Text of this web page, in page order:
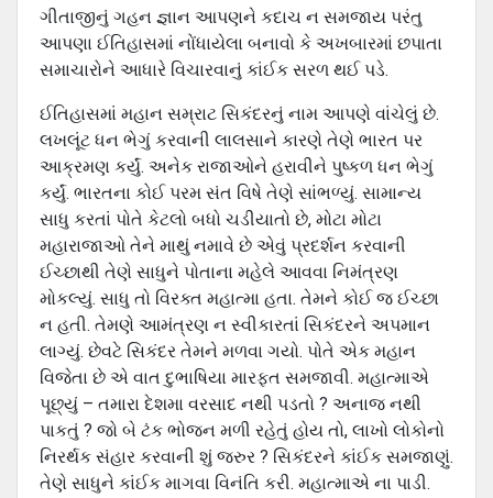
ગીતાજીનું ગહન જ્ઞાન આપણને કદાચ ન સમજાય પરંતુ
આપણા ઈતિહાસમાં નોંધાયેલા બનાવો કે અખબારમાં છપાતા
સમાચારોને આધારે વિચારવાનું કાંઈક સરળ થઈ પડે.
ઈતિહાસમાં મહાન સમ્રાટ સિકંદરનું નામ આપણે વાંચેલું છે.
લખલૂંટ ધન ભેગું કરવાની લાલસાને કારણે તેણે ભારત પર
આક્રમણ કર્યું. અનેક રાજાઓને હરાવીને પુષ્કળ ધન ભેગું
કર્યું. ભારતના કોઈ પરમ સંત વિષે તેણે સાંભળ્યું. સામાન્ય
સાધુ કરતાં પોતે કેટલો બધો ચડીયાતો છે, મોટા મોટા
મહારાજાઓ તેને માથું નમાવે છે એવું પ્રદર્શન કરવાની
ઈચ્છાથી તેણે સાધુને પોતાના મહેલે આવવા નિમંત્રણ
મોકલ્યું. સાધુ તો વિરક્ત મહાત્મા હતા. તેમને કોઈ જ ઈચ્છા
ન હતી. તેમણે આમંત્રણ ન સ્વીકારતાં સિકંદરને અપમાન
લાગ્યું. છેવટે સિકંદર તેમને મળવા ગયો. પોતે એક મહાન
વિજેતા છે એ વાત દુભાષિયા મારફત સમજાવી. મહાત્માએ
પૂછ્યું – તમારા દેશમા વરસાદ નથી પડતો ? અનાજ નથી
પાકતું ? જો બે ટંક ભોજન મળી રહેતું હોય તો, લાખો લોકોનો
નિરર્થક સંહાર કરવાની શું જરુર ? સિકંદરને કાંઈક સમજાણું.
તેણે સાધુને કાંઈક માગવા વિનંતિ કરી. મહાત્માએ ના પાડી.